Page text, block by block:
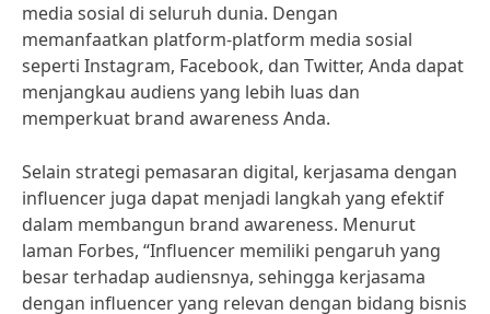
media sosial di seluruh dunia. Dengan
memanfaatkan platform-platform media sosial
seperti Instagram, Facebook, dan Twitter, Anda dapat
menjangkau audiens yang lebih luas dan
memperkuat brand awareness Anda.
Selain strategi pemasaran digital, kerjasama dengan
influencer juga dapat menjadi langkah yang efektif
dalam membangun brand awareness. Menurut
laman Forbes, “Influencer memiliki pengaruh yang
besar terhadap audiensnya, sehingga kerjasama
dengan influencer yang relevan dengan bidang bisnis